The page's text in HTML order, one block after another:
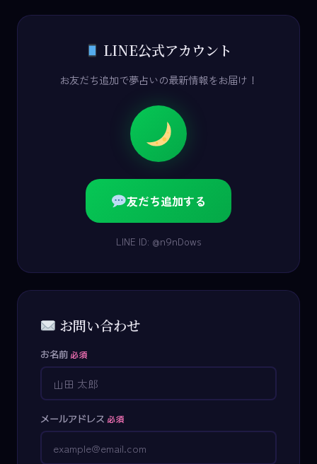
LINE公式アカウント
お友だち追加で夢占いの最新情報をお届け！
友だち追加する
LINE ID: @n9nDows
お問い合わせ
お名前 必須
メールアドレス 必須